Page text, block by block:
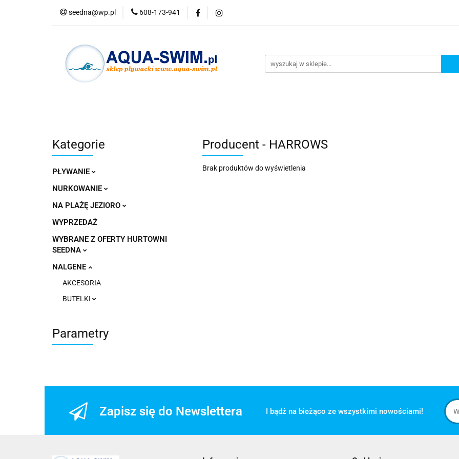
seedna@wp.pl 608-173-941
PŁYWANIE NURKOWANIE
Nowości Bestsellery
Kategorie
PŁYWANIE
NURKOWANIE
NA PLAŻĘ JEZIORO
WYPRZEDAŻ
WYBRANE Z OFERTY HURTOWNI
SEEDNA
NALGENE
AKCESORIA
BUTELKI
Parametry
Producent - HARROWS
Brak produktów do wyświetlenia
Zapisz się do Newslettera I bądź na bieżąco ze wszystkimi nowościami!